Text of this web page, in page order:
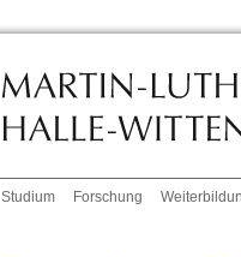
Studium Forschung